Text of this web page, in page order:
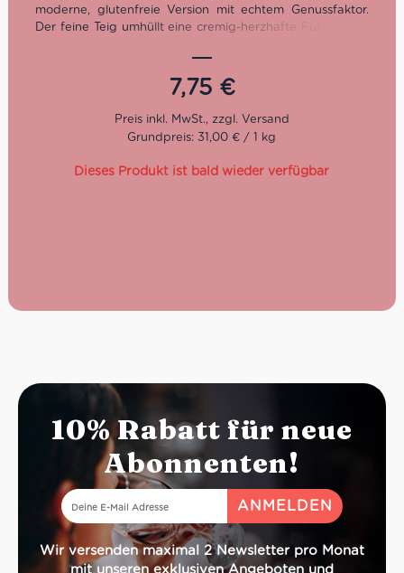
moderne, glutenfreie Version mit echtem Genussfaktor.
Der feine Teig umhüllt eine cremig-herzhafte Füllung aus
typisch italienisch schmeckt. Eine hochwertige Spezialität
aus Meran für alle, die glutenfreie Ravioli ohne
7,75 €
Grundpreis: 31,00 € / 1 kg
Dieses Produkt ist bald wieder verfügbar
10% Rabatt für neue
Abonnenten!
Wir versenden maximal 2 Newsletter pro Monat
mit unseren exklusiven Angeboten und